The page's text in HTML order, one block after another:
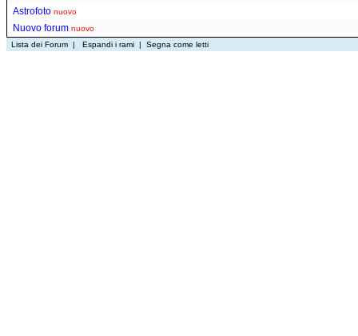
Astrofoto nuovo
Nuovo forum nuovo
Lista dei Forum | Espandi i rami | Segna come letti